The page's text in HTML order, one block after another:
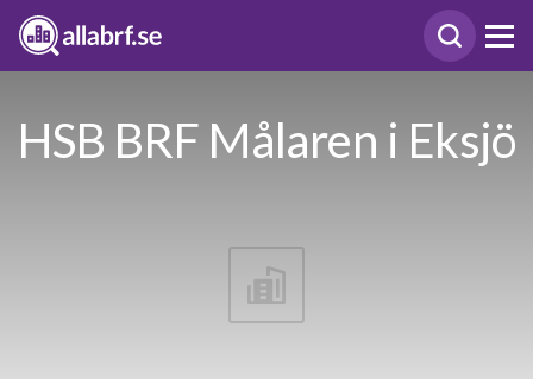
HSB BRF Målaren i Eksjö